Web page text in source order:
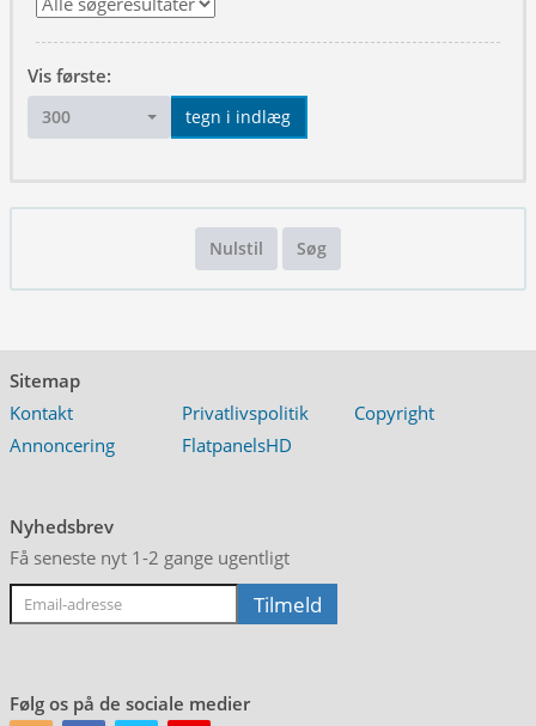
Vis første:
300 tegn i indlæg
Nulstil Søg
Sitemap
Kontakt
Privatlivspolitik
Copyright
Annoncering
FlatpanelsHD
Nyhedsbrev
Få seneste nyt 1-2 gange ugentligt
Følg os på de sociale medier